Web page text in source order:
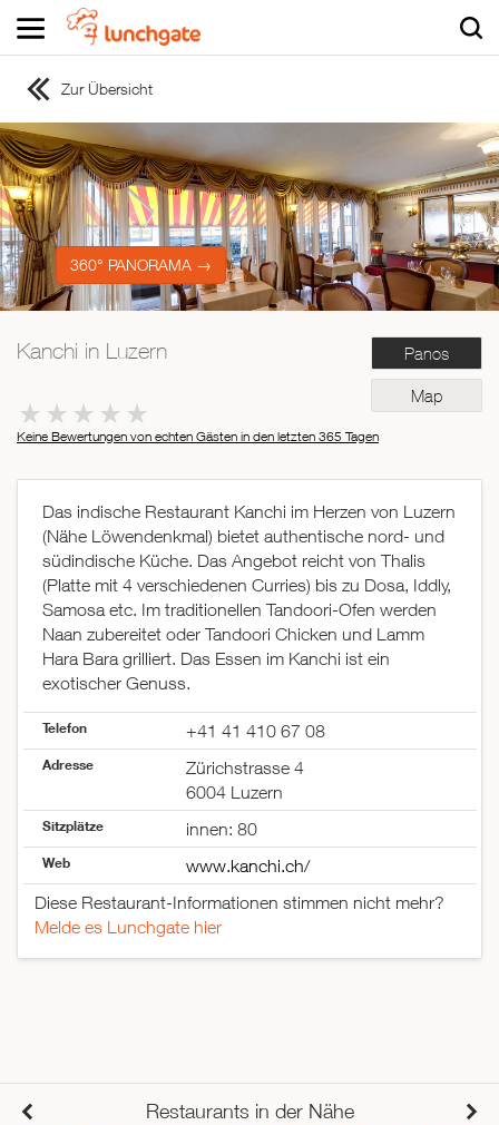
ZUR STARTSEITE
ZUR RESTAURANTSUCHE
Asiatisch
Italienisch
Französisch
Traditionell
Mexikanisch
Zur Übersicht
360° PANORAMA →
Panos
Map
Kanchi in Luzern
Keine Bewertungen von echten Gästen in den letzten 365 Tagen
Das indische Restaurant Kanchi im Herzen von Luzern
(Nähe Löwendenkmal) bietet authentische nord- und
südindische Küche. Das Angebot reicht von Thalis
(Platte mit 4 verschiedenen Curries) bis zu Dosa, Iddly,
Samosa etc. Im traditionellen Tandoori-Ofen werden
Naan zubereitet oder Tandoori Chicken und Lamm
Hara Bara grilliert. Das Essen im Kanchi ist ein
exotischer Genuss.
Telefon +41 41 410 67 08
Adresse
Zürichstrasse 4
6004 Luzern
Sitzplätze innen: 80
Web
www.kanchi.ch/
Diese Restaurant-Informationen stimmen nicht mehr?
Melde es Lunchgate hier
Restaurants in der Nähe